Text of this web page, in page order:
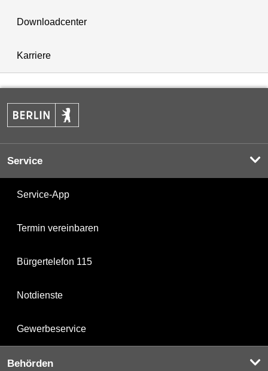
Downloadcenter
Karriere
Service
Service-App
Termin vereinbaren
Bürgertelefon 115
Notdienste
Gewerbeservice
Behörden